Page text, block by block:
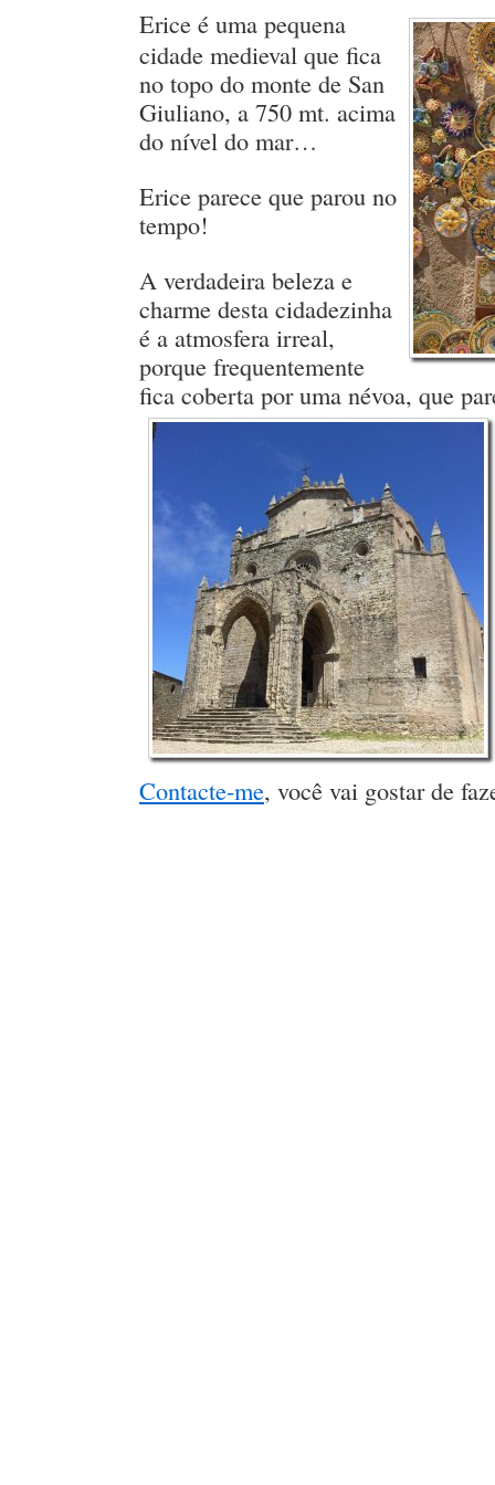
Erice é uma pequena
cidade medieval que fica
no topo do monte de San
Giuliano, a 750 mt. acima
do nível do mar…
Erice parece que parou no
tempo!
A verdadeira beleza e
charme desta cidadezinha
é a atmosfera irreal,
porque frequentemente
fica coberta por uma névoa, que
Contacte-me, você vai gostar de